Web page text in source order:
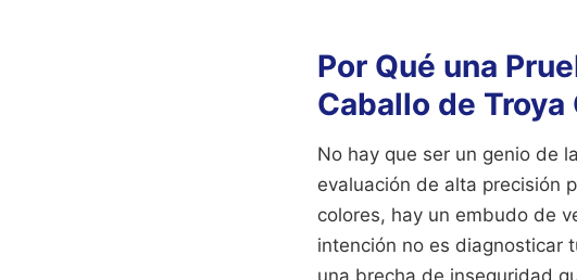
Por Qué una
Caballo de Troya
No hay que ser un genio de
evaluación de alta precisión
colores, hay un embudo de
intención no es diagnosticar